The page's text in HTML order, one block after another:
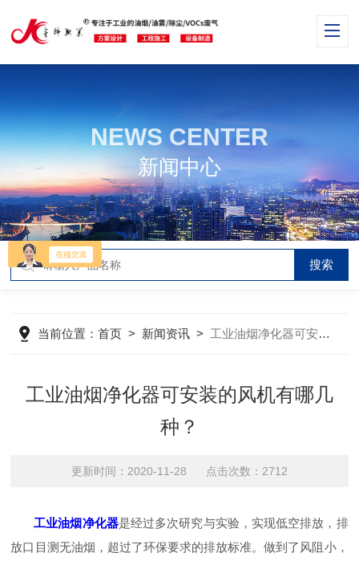
NEWS CENTER
新闻中心
当前位置：首页 > 新闻资讯 > 工业油烟净化器可安装的风机有哪几种？
工业油烟净化器可安装的风机有哪几
种？
更新时间：2020-11-28 点击次数：2712
工业油烟净化器是经过多次研究与实验，实现低空排放，排
放口目测无油烟，超过了环保要求的排放标准。做到了风阻小，